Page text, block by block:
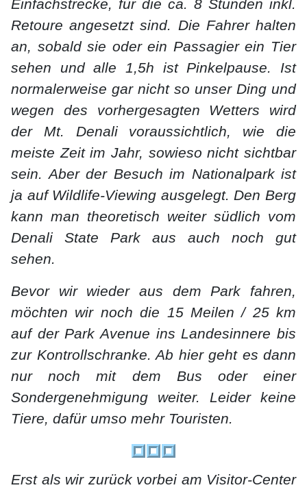
Einfachstrecke, für die ca. 8 Stunden inkl.
Retoure angesetzt sind. Die Fahrer halten
an, sobald sie oder ein Passagier ein Tier
sehen und alle 1,5h ist Pinkelpause. Ist
normalerweise gar nicht so unser Ding und
wegen des vorhergesagten Wetters wird
der Mt. Denali voraussichtlich, wie die
meiste Zeit im Jahr, sowieso nicht sichtbar
sein. Aber der Besuch im Nationalpark ist
ja auf Wildlife-Viewing ausgelegt. Den Berg
kann man theoretisch weiter südlich vom
Denali State Park aus auch noch gut
sehen.
Bevor wir wieder aus dem Park fahren,
möchten wir noch die 15 Meilen / 25 km
auf der Park Avenue ins Landesinnere bis
zur Kontrollschranke. Ab hier geht es dann
nur noch mit dem Bus oder einer
Sondergenehmigung weiter. Leider keine
Tiere, dafür umso mehr Touristen.
Erst als wir zurück vorbei am Visitor-Center